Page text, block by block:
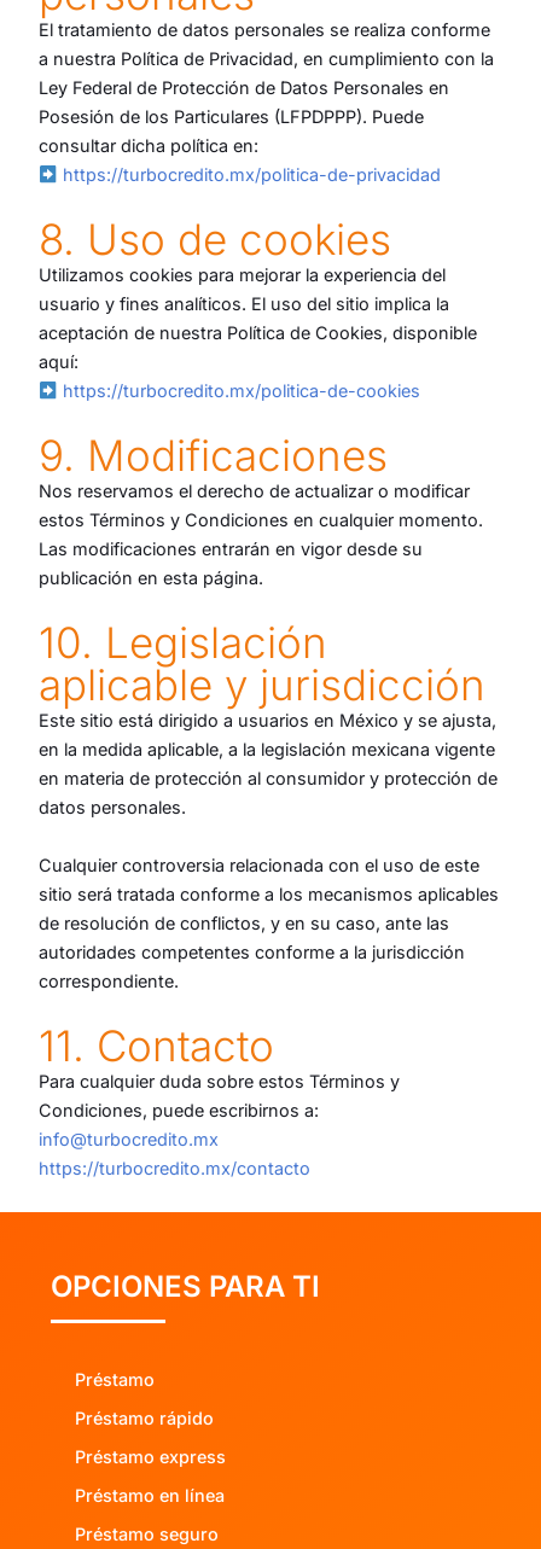
El tratamiento de datos personales se realiza conforme
a nuestra Política de Privacidad, en cumplimiento con la
Ley Federal de Protección de Datos Personales en
Posesión de los Particulares (LFPDPPP). Puede
consultar dicha política en:
https://turbocredito.mx/politica-de-privacidad
8. Uso de cookies
Utilizamos cookies para mejorar la experiencia del
usuario y fines analíticos. El uso del sitio implica la
aceptación de nuestra Política de Cookies, disponible
aquí:
https://turbocredito.mx/politica-de-cookies
9. Modificaciones
Nos reservamos el derecho de actualizar o modificar
estos Términos y Condiciones en cualquier momento.
Las modificaciones entrarán en vigor desde su
publicación en esta página.
10. Legislación
aplicable y jurisdicción
Este sitio está dirigido a usuarios en México y se ajusta,
en la medida aplicable, a la legislación mexicana vigente
en materia de protección al consumidor y protección de
datos personales.
Cualquier controversia relacionada con el uso de este
sitio será tratada conforme a los mecanismos aplicables
de resolución de conflictos, y en su caso, ante las
autoridades competentes conforme a la jurisdicción
correspondiente.
11. Contacto
Para cualquier duda sobre estos Términos y
Condiciones, puede escribirnos a:
info@turbocredito.mx
https://turbocredito.mx/contacto
OPCIONES PARA TI
Préstamo
Préstamo rápido
Préstamo express
Préstamo en línea
Préstamo seguro